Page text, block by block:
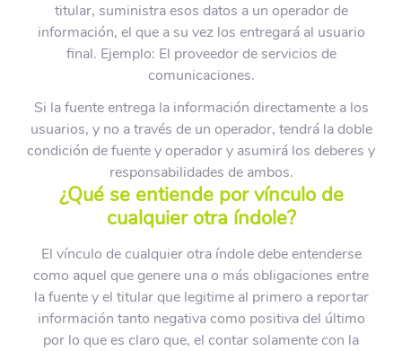
titular, suministra esos datos a un operador de
información, el que a su vez los entregará al usuario
final. Ejemplo: El proveedor de servicios de
comunicaciones.
Si la fuente entrega la información directamente a los
usuarios, y no a través de un operador, tendrá la doble
condición de fuente y operador y asumirá los deberes y
responsabilidades de ambos.
¿Qué se entiende por vínculo de
cualquier otra índole?
El vínculo de cualquier otra índole debe entenderse
como aquel que genere una o más obligaciones entre
la fuente y el titular que legitime al primero a reportar
información tanto negativa como positiva del último
por lo que es claro que, el contar solamente con la